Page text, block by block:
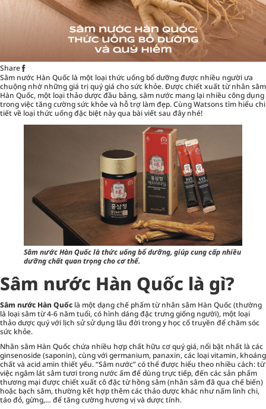
Share
Sâm nước Hàn Quốc là một loại thức uống bổ dưỡng được nhiều người ưa
chuộng nhờ những giá trị quý giá cho sức khỏe. Được chiết xuất từ nhân sâm
Hàn Quốc, một loại thảo dược đầu bảng, sâm nước mang lại nhiều công dụng
trong việc tăng cường sức khỏe và hỗ trợ làm đẹp. CùngWatsonstìm hiểu chi
tiết về loại thức uống đặc biệt này qua bài viết sau đây nhé!
Sâm nước Hàn Quốc là thức uống bổ dưỡng, giúp cung cấp nhiều
dưỡng chất quan trọng cho cơ thể.
Sâm nước Hàn Quốc là gì?
Sâm nước Hàn Quốc là một dạng chế phẩm từ nhân sâm Hàn Quốc (thường
là loại sâm từ 4-6 năm tuổi, có hình dáng đặc trưng giống người), một loại
thảo dược quý với lịch sử sử dụng lâu đời trong y học cổ truyền để chăm sóc
sức khỏe.
Nhân sâm Hàn Quốc chứa nhiều hợp chất hữu cơ quý giá, nổi bật nhất là các
ginsenoside (saponin), cùng với germanium, panaxin, các loại vitamin, khoáng
chất và acid amin thiết yếu. “Sâm nước” có thể được hiểu theo nhiều cách: từ
việc ngâm lát sâm tươi trong nước ấm để dùng trực tiếp, đến các sản phẩm
thương mại được chiết xuất cô đặc từ hồng sâm (nhân sâm đã qua chế biến)
hoặc bạch sâm, thường kết hợp thêm các thảo dược khác như nấm linh chi,
táo đỏ, gừng,… để tăng cường hương vị và dược tính.